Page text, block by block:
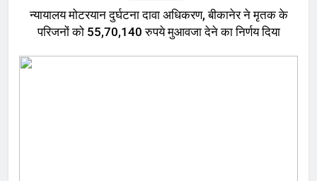
न्यायालय मोटरयान दुर्घटना दावा अधिकरण, बीकानेर ने मृतक के
परिजनों को 55,70,140 रुपये मुआवजा देने का निर्णय दिया